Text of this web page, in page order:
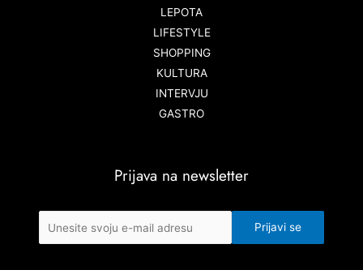
LEPOTA
LIFESTYLE
SHOPPING
KULTURA
INTERVJU
GASTRO
Prijava na newsletter